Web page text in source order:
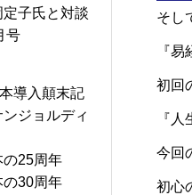
そし
『
初回
『
今回
初心
子氏と対談
号
導入顛末記
ジョルディ
25周年
30周年